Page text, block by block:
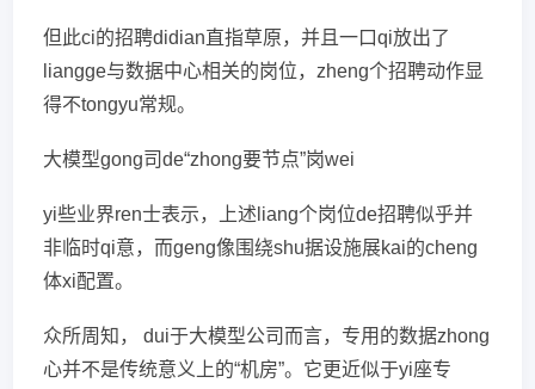
但此ci的招聘didian直指草原，并且一口qi放出了
liangge与数据中心相关的岗位，zheng个招聘动作显
得不tongyu常规。
大模型gong司de“zhong要节点”岗wei
yi些业界ren士表示，上述liang个岗位de招聘似乎并
非临时qi意，而geng像围绕shu据设施展kai的cheng
体xi配置。
众所周知， dui于大模型公司而言，专用的数据zhong
心并不是传统意义上的“机房”。它更近似于yi座专